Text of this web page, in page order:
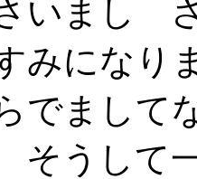
いまし
みになり
でまして
そうして